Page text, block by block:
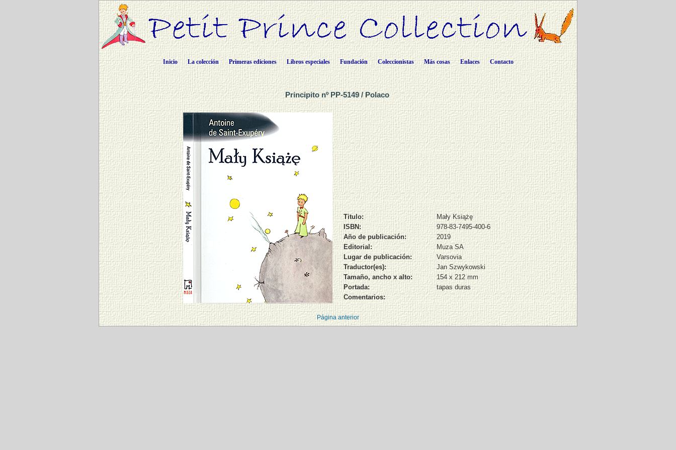
Inicio La colección Primeras ediciones Libros especiales Fundación Coleccionistas Más cosas Enlaces Contacto
Principito nº PP-5149 / Polaco
Titulo:
Mały Książę
ISBN:
978-83-7495-400-6
Año de publicación:
2019
Editorial:
Muza SA
Lugar de publicación:
Varsovia
Traductor(es):
Jan Szwykowski
Tamaño, ancho x alto:
154 x 212 mm
Portada:
tapas duras
Comentarios:
Página anterior